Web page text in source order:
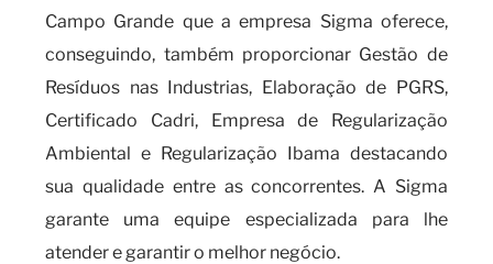
Campo Grande que a empresa Sigma oferece,
conseguindo, também proporcionar Gestão de
Resíduos nas Industrias, Elaboração de PGRS,
Certificado Cadri, Empresa de Regularização
Ambiental e Regularização Ibama destacando
sua qualidade entre as concorrentes. A Sigma
garante uma equipe especializada para lhe
atender e garantir o melhor negócio.